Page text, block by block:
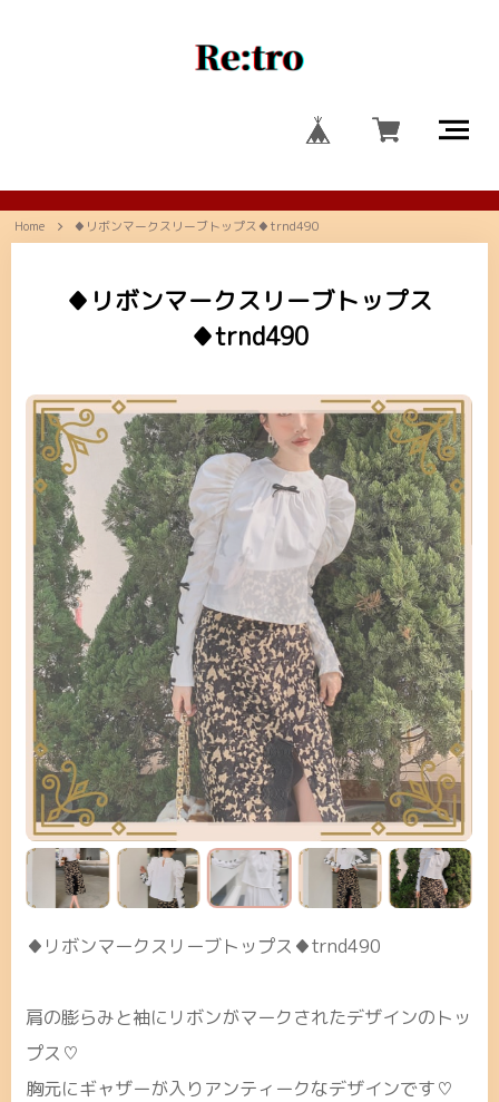
Home ♦リボンマークスリーブトップス♦trnd490
♦リボンマークスリーブトップス
♦trnd490
♦リボンマークスリーブトップス♦trnd490
肩の膨らみと袖にリボンがマークされたデザインのトッ
プス♡
胸元にギャザーが入りアンティークなデザインです♡